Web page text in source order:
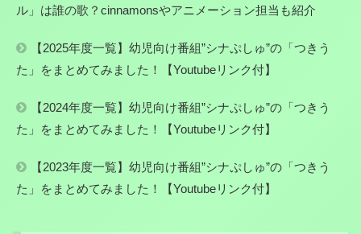
ル」は誰の歌？cinnamonsやアニメーション担当も紹介
【2025年度一覧】幼児向け番組”シナぷしゅ”の「つきう
た」をまとめてみました！【Youtubeリンク付】
【2024年度一覧】幼児向け番組”シナぷしゅ”の「つきう
た」をまとめてみました！【Youtubeリンク付】
【2023年度一覧】幼児向け番組”シナぷしゅ”の「つきう
た」をまとめてみました！【Youtubeリンク付】